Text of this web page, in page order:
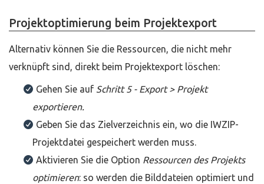
Projektoptimierung beim Projektexport
Alternativ können Sie die Ressourcen, die nicht mehr
verknüpft sind, direkt beim Projektexport löschen:
Gehen Sie auf Schritt 5 - Export > Projekt
exportieren.
Geben Sie das Zielverzeichnis ein, wo die IWZIP-
Projektdatei gespeichert werden muss.
Aktivieren Sie die Option Ressourcen des Projekts
optimieren: so werden die Bilddateien optimiert und